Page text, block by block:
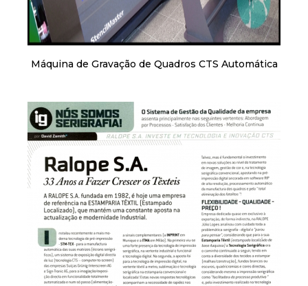
Máquina de Gravação de Quadros CTS Automática